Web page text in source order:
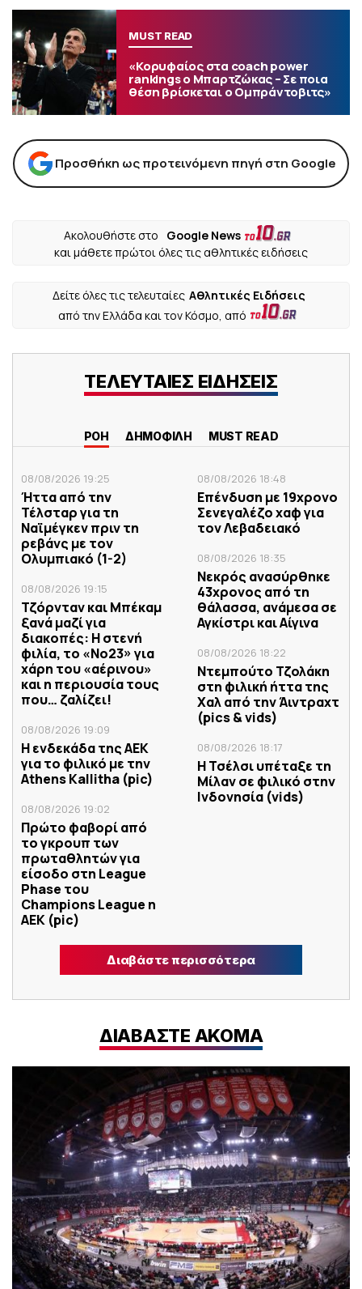
MUST READ
«Κορυφαίος στα coach power
rankings ο Μπαρτζώκας – Σε ποια
θέση βρίσκεται ο Ομπράντοβιτς»
Προσθήκη ως προτεινόμενη πηγή στη Google
Ακολουθήστε στο
Google News
και μάθετε πρώτοι όλες τις αθλητικές ειδήσεις
Δείτε όλες τις τελευταίες Αθλητικές Ειδήσεις
από την Ελλάδα και τον Κόσμο, από
ΤΕΛΕΥΤΑΙΕΣ ΕΙΔΗΣΕΙΣ
ΡΟΗ ΔΗΜΟΦΙΛΗ MUST READ
08/08/2026 19:25
Ήττα από την
Τέλσταρ για τη
Ναϊμέγκεν πριν τη
ρεβάνς με τον
Ολυμπιακό (1-2)
08/08/2026 19:15
Τζόρνταν και Μπέκαμ
ξανά μαζί για
διακοπές: Η στενή
φιλία, το «Νο23» για
χάρη του «αέρινου»
και η περιουσία τους
που… ζαλίζει!
08/08/2026 19:09
Η ενδεκάδα της ΑΕΚ
για το φιλικό με την
Athens Kallitha (pic)
08/08/2026 19:02
Πρώτο φαβορί από
το γκρουπ των
πρωταθλητών για
είσοδο στη League
Phase του
Champions League η
ΑΕΚ (pic)
08/08/2026 18:48
Επένδυση με 19χρονο
Σενεγαλέζο χαφ για
τον Λεβαδειακό
08/08/2026 18:35
Νεκρός ανασύρθηκε
43χρονος από τη
θάλασσα, ανάμεσα σε
Αγκίστρι και Αίγινα
08/08/2026 18:22
Ντεμπούτο Τζολάκη
στη φιλική ήττα της
Χαλ από την Άιντραχτ
(pics & vids)
08/08/2026 18:17
Η Τσέλσι υπέταξε τη
Μίλαν σε φιλικό στην
Ινδονησία (vids)
Διαβάστε περισσότερα
ΔΙΑΒΑΣΤΕ ΑΚΟΜΑ